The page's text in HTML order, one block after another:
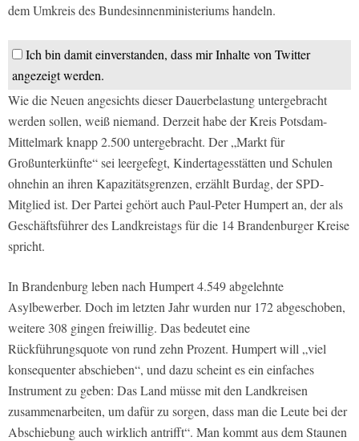
dem Umkreis des Bundesinnenministeriums handeln.
Ich bin damit einverstanden, dass mir Inhalte von Twitter
angezeigt werden.
Wie die Neuen angesichts dieser Dauerbelastung untergebracht
werden sollen, weiß niemand. Derzeit habe der Kreis Potsdam-
Mittelmark knapp 2.500 untergebracht. Der „Markt für
Großunterkünfte“ sei leergefegt, Kindertagesstätten und Schulen
ohnehin an ihren Kapazitätsgrenzen, erzählt Burdag, der SPD-
Mitglied ist. Der Partei gehört auch Paul-Peter Humpert an, der als
Geschäftsführer des Landkreistags für die 14 Brandenburger Kreise
spricht.
In Brandenburg leben nach Humpert 4.549 abgelehnte
Asylbewerber. Doch im letzten Jahr wurden nur 172 abgeschoben,
weitere 308 gingen freiwillig. Das bedeutet eine
Rückführungsquote von rund zehn Prozent. Humpert will „viel
konsequenter abschieben“, und dazu scheint es ein einfaches
Instrument zu geben: Das Land müsse mit den Landkreisen
zusammenarbeiten, um dafür zu sorgen, dass man die Leute bei der
Abschiebung auch wirklich antrifft“. Man kommt aus dem Staunen